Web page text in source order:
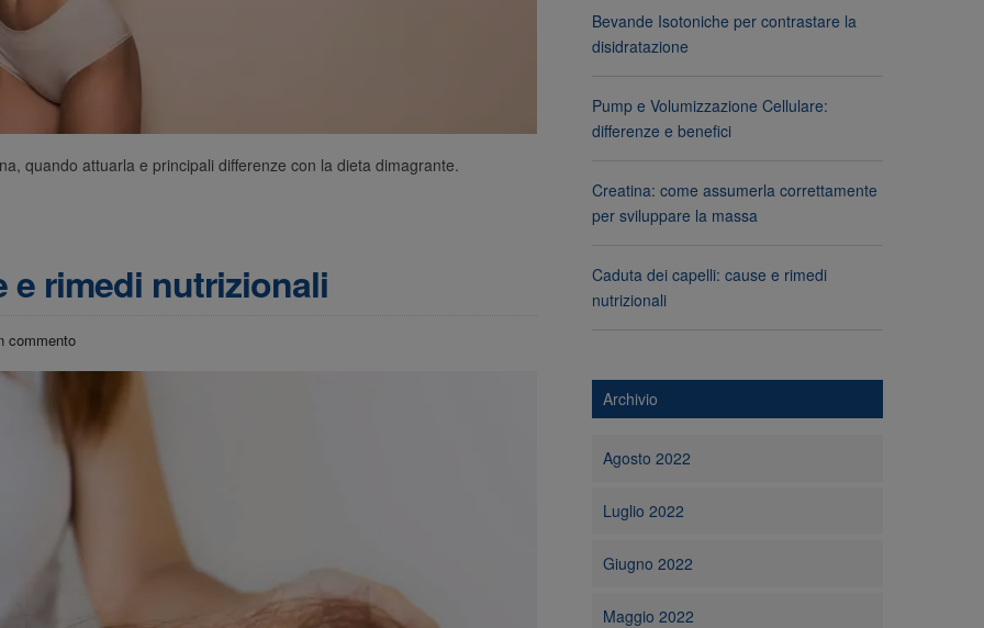
quando attuarla e principali differenze con la dieta dimagrante.
e rimedi nutrizionali
commento
Bevande Isotoniche per contrastare la
disidratazione
Pump e Volumizzazione Cellulare:
differenze e benefici
Creatina: come assumerla correttamente
per sviluppare la massa
Caduta dei capelli: cause e rimedi
nutrizionali
Archivio
Agosto 2022
Luglio 2022
Giugno 2022
Maggio 2022